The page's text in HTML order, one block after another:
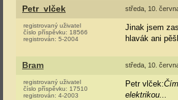
Petr_vlček středa, 10.
registrovaný uživatel
číslo příspěvku: 18566
registrován: 5-2004
Jinak jsem
hlavák ani
Bram středa, 10.
registrovaný uživatel
číslo příspěvku: 17510
registrován: 4-2003
Petr vlček:
elektrikou...